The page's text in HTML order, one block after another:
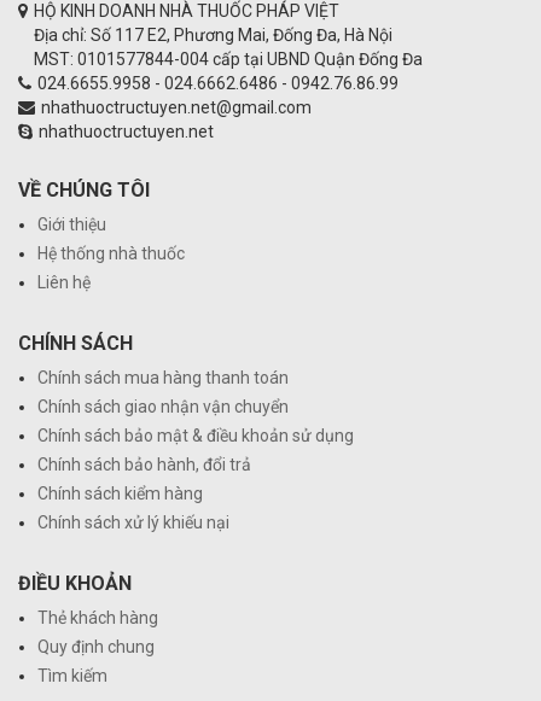
HỘ KINH DOANH NHÀ THUỐC PHÁP VIỆT
Địa chỉ: Số 117 E2, Phương Mai, Đống Đa, Hà Nội
MST: 0101577844-004 cấp tại UBND Quận Đống Đa
024.6655.9958 - 024.6662.6486 - 0942.76.86.99
nhathuoctructuyen.net@gmail.com
nhathuoctructuyen.net
VỀ CHÚNG TÔI
Giới thiệu
Hệ thống nhà thuốc
Liên hệ
CHÍNH SÁCH
Chính sách mua hàng thanh toán
Chính sách giao nhận vận chuyển
Chính sách bảo mật & điều khoản sử dụng
Chính sách bảo hành, đổi trả
Chính sách kiểm hàng
Chính sách xử lý khiếu nại
ĐIỀU KHOẢN
Thẻ khách hàng
Quy định chung
Tìm kiếm